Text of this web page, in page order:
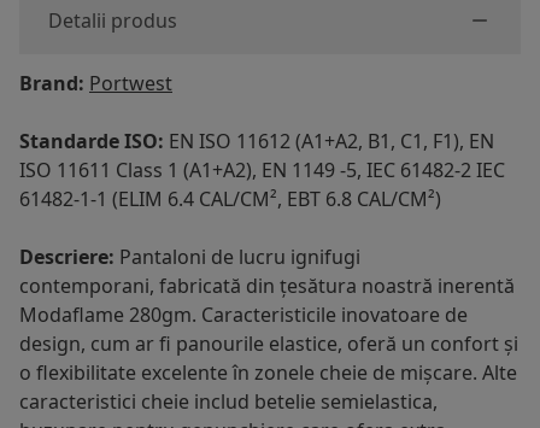
Detalii produs
Brand: Portwest
Standarde ISO: EN ISO 11612 (A1+A2, B1, C1, F1), EN
ISO 11611 Class 1 (A1+A2), EN 1149 -5, IEC 61482-2 IEC
61482-1-1 (ELIM 6.4 CAL/CM², EBT 6.8 CAL/CM²)
Descriere: Pantaloni de lucru ignifugi
contemporani, fabricată din țesătura noastră inerentă
Modaflame 280gm. Caracteristicile inovatoare de
design, cum ar fi panourile elastice, oferă un confort și
o flexibilitate excelente în zonele cheie de mișcare. Alte
caracteristici cheie includ betelie semielastica,